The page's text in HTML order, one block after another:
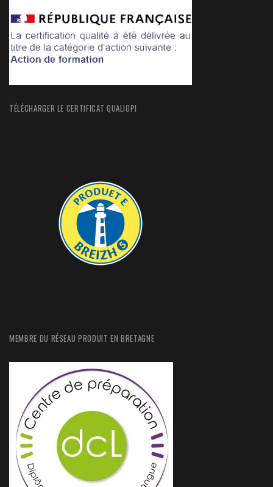
TÉLÉCHARGER LE CERTIFICAT QUALIOPI
MEMBRE DU RÉSEAU PRODUIT EN BRETAGNE